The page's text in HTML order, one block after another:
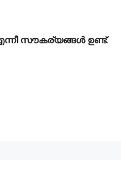
സൗകര്യങ്ങൾ ഉണ്ട്.